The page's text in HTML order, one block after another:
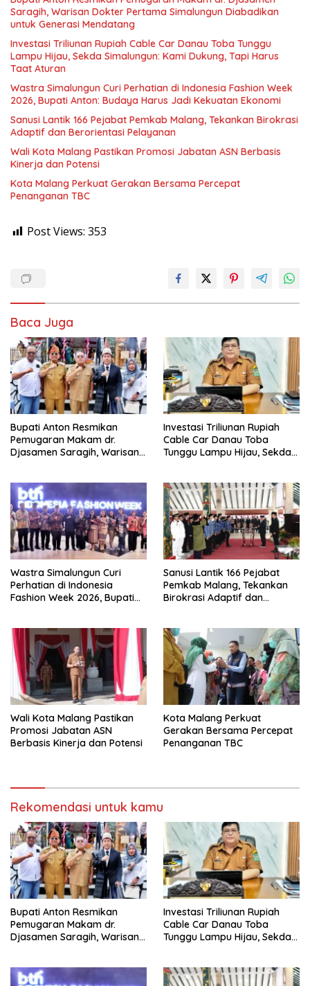
Saragih, Warisan Dokter Pertama Simalungun Diabadikan
untuk Generasi Mendatang
Investasi Triliunan Rupiah Cable Car Danau Toba Tunggu
Lampu Hijau, Sekda Simalungun: Kami Dukung, Tapi Harus
Taat Aturan
Wastra Simalungun Curi Perhatian di Indonesia Fashion Week
2026, Bupati Anton: Budaya Harus Jadi Kekuatan Ekonomi
Sanusi Lantik 166 Pejabat Pemkab Malang, Tekankan Birokrasi
Adaptif dan Berorientasi Pelayanan
Wali Kota Malang Pastikan Promosi Jabatan ASN Berbasis
Kinerja dan Potensi
Kota Malang Perkuat Gerakan Bersama Percepat
Penanganan TBC
Post Views: 353
Baca Juga
Bupati Anton Resmikan
Pemugaran Makam dr.
Djasamen Saragih, Warisan
Mendatang
Investasi Triliunan Rupiah
Cable Car Danau Toba
Tunggu Lampu Hijau, Sekda
Wastra Simalungun Curi
Perhatian di Indonesia
Fashion Week 2026, Bupati
Sanusi Lantik 166 Pejabat
Pemkab Malang, Tekankan
Birokrasi Adaptif dan
Wali Kota Malang Pastikan
Promosi Jabatan ASN
Berbasis Kinerja dan Potensi
Kota Malang Perkuat
Gerakan Bersama Percepat
Penanganan TBC
Rekomendasi untuk kamu
Bupati Anton Resmikan
Pemugaran Makam dr.
Djasamen Saragih, Warisan
Mendatang
Investasi Triliunan Rupiah
Cable Car Danau Toba
Tunggu Lampu Hijau, Sekda